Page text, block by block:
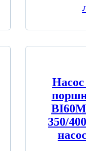
350/